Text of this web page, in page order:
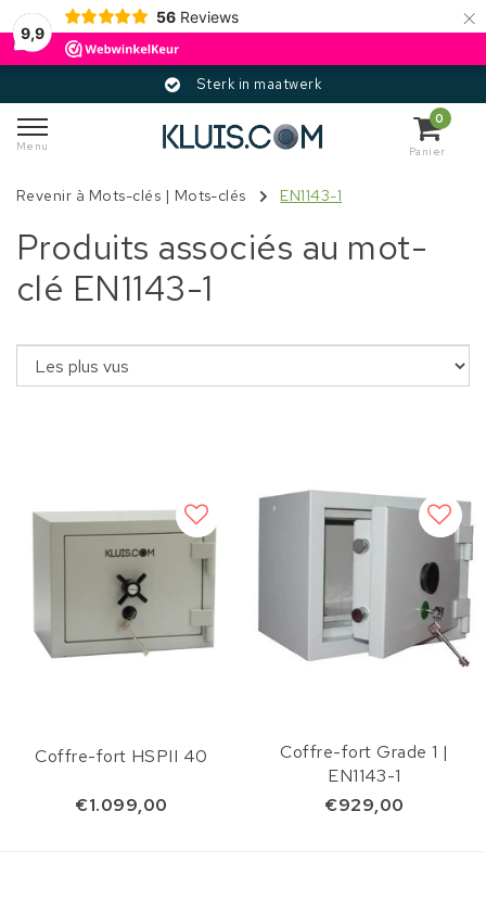
9,9
56 Reviews ×
Sterk in maatwerk
Menu
0
Panier
Revenir à Mots-clés | Mots-clés EN1143-1
Produits associés au mot-
clé EN1143-1
Coffre-fort HSPII 40
€1.099,00
Coffre-fort Grade 1 |
EN1143-1
€929,00